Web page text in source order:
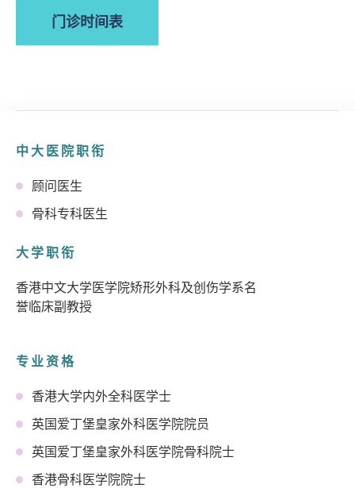
门诊时间表
中大医院职衔
顾问医生
骨科专科医生
大学职衔
香港中文大学医学院矫形外科及创伤学系名
誉临床副教授
专业资格
香港大学内外全科医学士
英国爱丁堡皇家外科医学院院员
英国爱丁堡皇家外科医学院骨科院士
香港骨科医学院院士